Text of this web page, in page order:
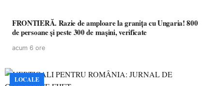
FRONTIERĂ. Razie de amploare la granița cu Ungaria! 800
de persoane și peste 300 de mașini, verificate
acum 6 ore
LOCALE